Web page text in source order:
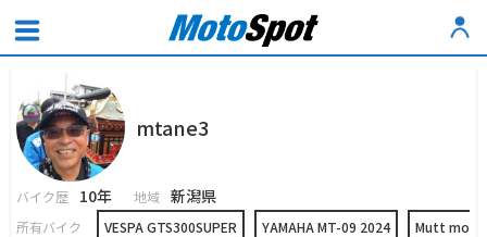
mtane3
バイク歴 10年 地域 新潟県
所有バイク VESPA GTS300SUPER YAMAHA MT-09 2024
Mutt mo